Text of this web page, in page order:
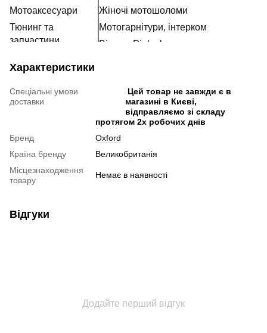
Мотоаксесуари
Тюнинг та
запчастини
Наклейки
Жіночі мотошоломи
Мотогарнітури, інтерком
Візори, Pinlock та запчастини
Характеристики
Спеціальні умови
доставки
Цей товар не завжди є в
магазині в Києві,
відправляємо зі складу
протягом 2х робочих днів
Бренд
Oxford
Країна бренду
Великобританія
Місцезнаходження
товару
Немає в наявності
Відгуки
Додайте перший відгук